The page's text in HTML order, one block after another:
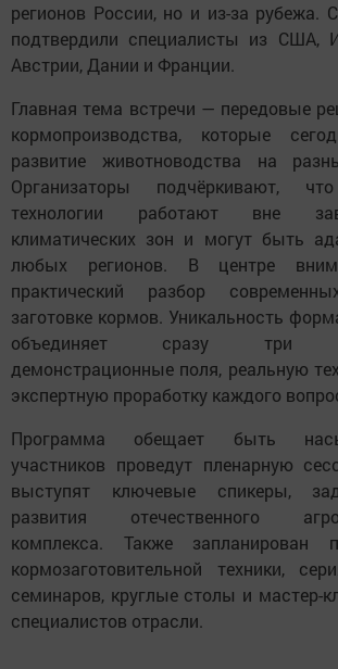
регионов России, но и из-за рубежа.
подтвердили специалисты из США,
Австрии, Дании и Франции.
Главная тема встречи — передовые
кормопроизводства, которые
развитие животноводства на
Организаторы подчёркивают,
технологии работают вне
климатических зон и могут быть
любых регионов. В центре
практический разбор
заготовке кормов. Уникальность
объединяет сразу три
демонстрационные поля, реальную
экспертную проработку каждого
Программа обещает быть
участников проведут пленарную
выступят ключевые спикеры,
развития отечественного
комплекса. Также запланирован
кормозаготовительной техники,
семинаров, круглые столы и мастер-
специалистов отрасли.